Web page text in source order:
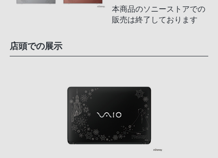
本商品のソニーストアでの
販売は終了しております
店頭での展示